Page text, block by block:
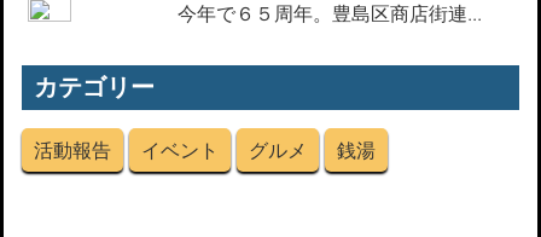
今年で６５周年。豊島区商店街連...
カテゴリー
活動報告 イベント グルメ 銭湯